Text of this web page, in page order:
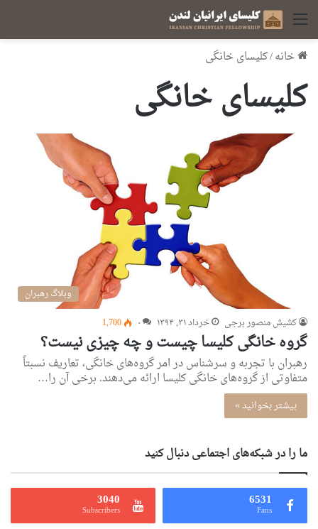
منو
خانه/کلیسای خانگی
کلیسای خانگی
وبلاگ رهبران
کشیش منصور برجی
خرداد ۳۱, ۱۳۹۴ ۰ 1,700
گروه خانگی کلیسا چیست و چه چیزی نیست؟
رهبران با تجربه و سرشناس در امر گروه‌های خانگی، تعاریف نسبتاً
متفاوتی از گروه‌های خانگی کلیسا ارائه می‌دهند. برخی آن را…
بیشتر بخوانید »
ما را در شبکه‌های اجتماعی دنبال کنید
6531
Fans
3040
Subscribers